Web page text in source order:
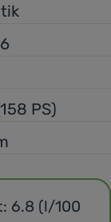
PS)
6.8 (l/100